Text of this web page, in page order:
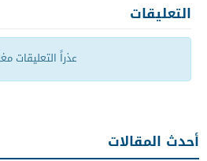
التعليقات
عذراً التعليقات
أحدث المقالات